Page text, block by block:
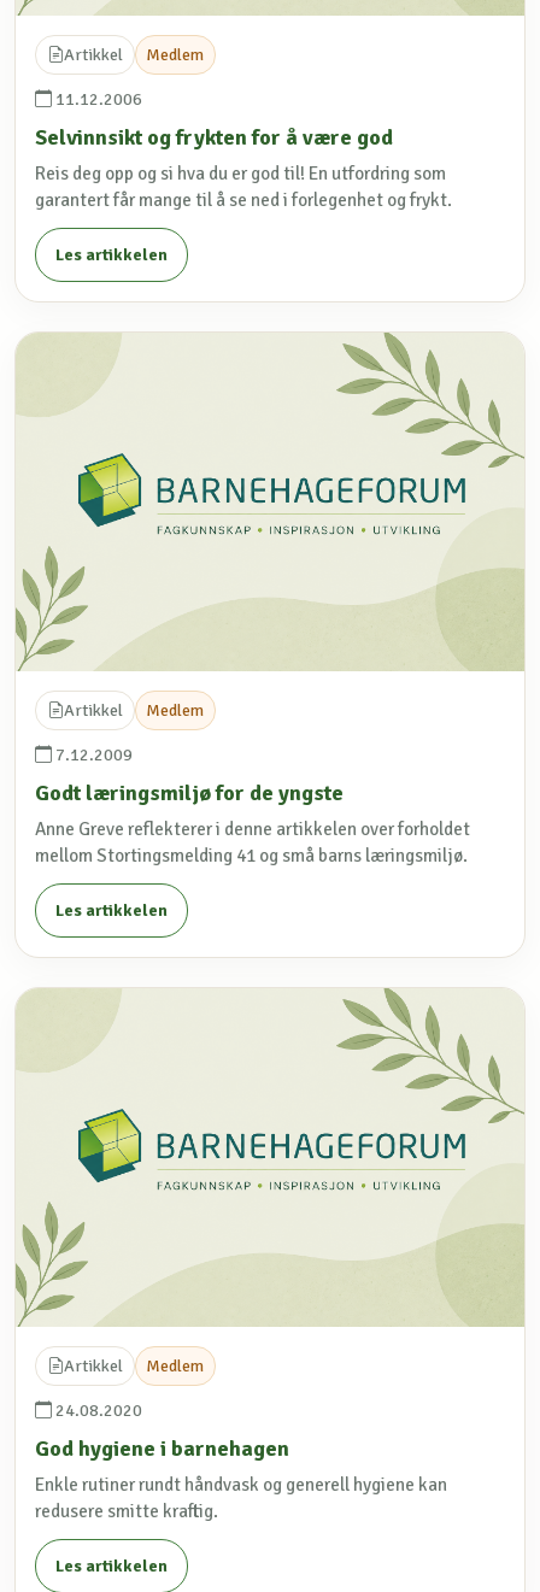
Artikkel Medlem
11.12.2006
Selvinnsikt og frykten for å være god
Reis deg opp og si hva du er god til! En utfordring som
garantert får mange til å se ned i forlegenhet og frykt.
Les artikkelen
Artikkel Medlem
7.12.2009
Godt læringsmiljø for de yngste
Anne Greve reflekterer i denne artikkelen over forholdet
mellom Stortingsmelding 41 og små barns læringsmiljø.
Les artikkelen
Artikkel Medlem
24.08.2020
God hygiene i barnehagen
Enkle rutiner rundt håndvask og generell hygiene kan
redusere smitte kraftig.
Les artikkelen